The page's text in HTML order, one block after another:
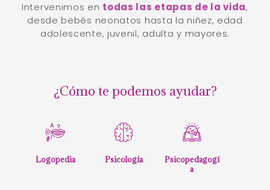
Intervenimos en todas las etapas de la vida,
desde bebés neonatos hasta la niñez, edad
adolescente, juvenil, adulta y mayores.
¿Cómo te podemos ayudar?
Logopedia Psicología
Psicopedagogí
a